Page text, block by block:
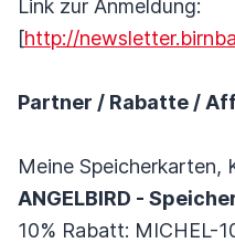
Link zur Anmeldung:
[http://
Partner / Rabatte /
Meine Speicherkarten,
ANGELBIRD -
10% Rabatt: MICHEL-